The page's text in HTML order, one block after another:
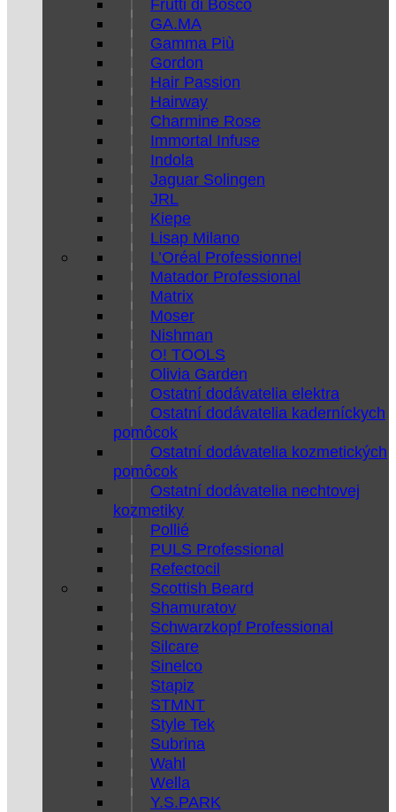
Frutti di Bosco
GA.MA
Gamma Più
Gordon
Hair Passion
Hairway
Charmine Rose
Immortal Infuse
Indola
Jaguar Solingen
JRL
Kiepe
Lisap Milano
L’Oréal Professionnel
Matador Professional
Matrix
Moser
Nishman
O! TOOLS
Olivia Garden
Ostatní dodávatelia elektra
Ostatní dodávatelia kaderníckych
pomôcok
Ostatní dodávatelia kozmetických
pomôcok
Ostatní dodávatelia nechtovej
kozmetiky
Pollié
PULS Professional
Refectocil
Scottish Beard
Shamuratov
Schwarzkopf Professional
Silcare
Sinelco
Stapiz
STMNT
Style Tek
Subrina
Wahl
Wella
Y.S.PARK